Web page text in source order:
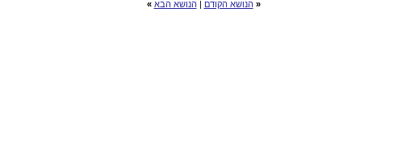
« הנושא הקודם | הנושא הבא »